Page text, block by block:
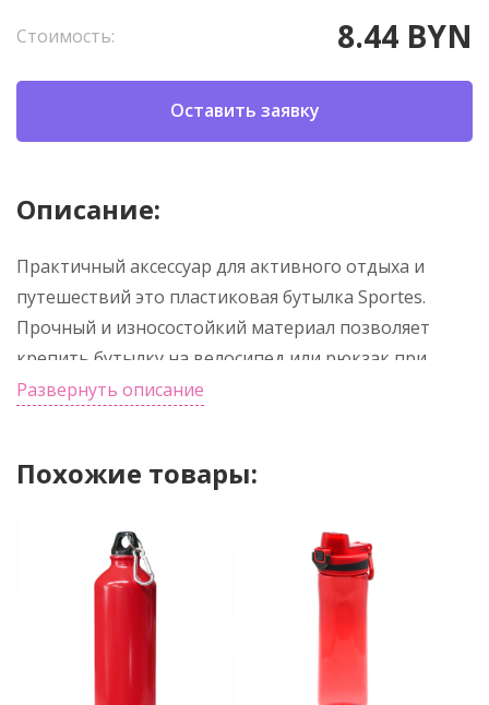
Стоимость: 8.44 BYN
Оставить заявку
Описание:
Практичный аксеcсуар для активного отдыха и
путешествий это пластиковая бутылка Sportes.
Прочный и износостойкий материал позволяет
крепить бутылку на велосипед или рюкзак при
помощи петли на крышке. Емкость предназначена
приближен): 268C.
Развернуть описание
Похожие товары: